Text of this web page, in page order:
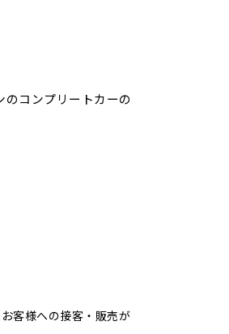
コンプリートカーの
客様への接客・販売が